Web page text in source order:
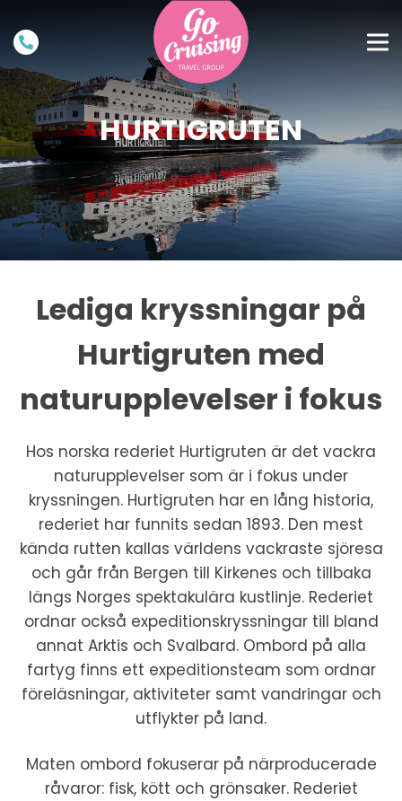
HURTIGRUTEN
Lediga kryssningar på
Hurtigruten med
naturupplevelser i fokus
Hos norska rederiet Hurtigruten är det vackra
naturupplevelser som är i fokus under
kryssningen. Hurtigruten har en lång historia,
rederiet har funnits sedan 1893. Den mest
kända rutten kallas världens vackraste sjöresa
och går från Bergen till Kirkenes och tillbaka
längs Norges spektakulära kustlinje. Rederiet
ordnar också expeditionskryssningar till bland
annat Arktis och Svalbard. Ombord på alla
fartyg finns ett expeditionsteam som ordnar
föreläsningar, aktiviteter samt vandringar och
utflykter på land.
Maten ombord fokuserar på närproducerade
råvaror: fisk, kött och grönsaker. Rederiet